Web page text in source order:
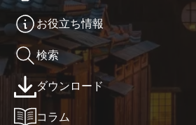
お役立ち情報
検索
ダウンロード
コラム